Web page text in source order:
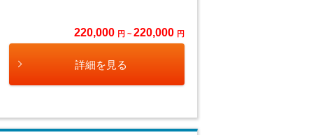
220,000 円 ~ 220,000 円
詳細を見る